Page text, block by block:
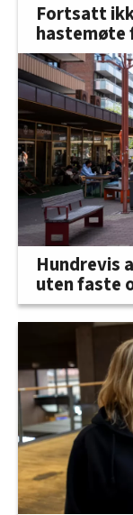
Fortsatt
hastemøte
Hundrevis
uten faste